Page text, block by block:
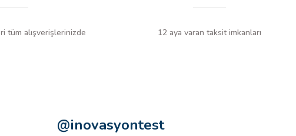
tüm alışverişlerinizde 12 aya varan taksit imkanları
@inovasyontest